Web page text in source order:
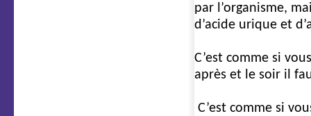
par l’organisme,
d’acide urique et
C’est comme si
après et le soir il
C’est comme si